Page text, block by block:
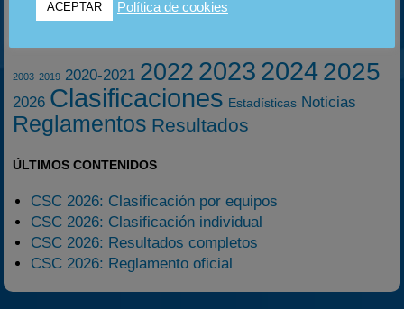
2003 2019 2020-2021 2022 2023 20242025
2026 Clasificaciones Estadísticas Noticias
Reglamentos Resultados
ÚLTIMOS CONTENIDOS
CSC 2026: Clasificación por equipos
CSC 2026: Clasificación individual
CSC 2026: Resultados completos
CSC 2026: Reglamento oficial
ACEPTAR Política de cookies